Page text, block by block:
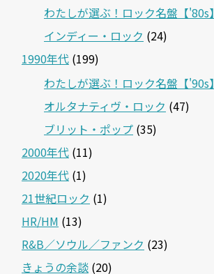
わたしが選ぶ！ロック名盤【'80s】
インディー・ロック (24)
1990年代 (199)
わたしが選ぶ！ロック名盤【'90s】
オルタナティヴ・ロック (47)
ブリット・ポップ (35)
2000年代 (11)
2020年代 (1)
21世紀ロック (1)
HR/HM (13)
R&B／ソウル／ファンク (23)
きょうの余談 (20)